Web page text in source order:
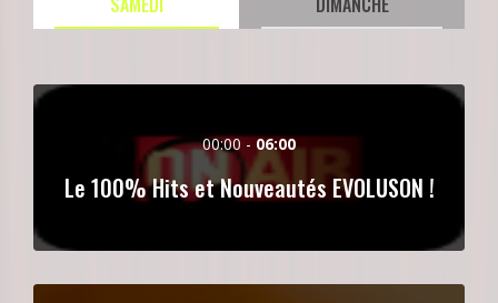
00:00 -06:00
Le 100% Hits et Nouveautés EVOLUSON !